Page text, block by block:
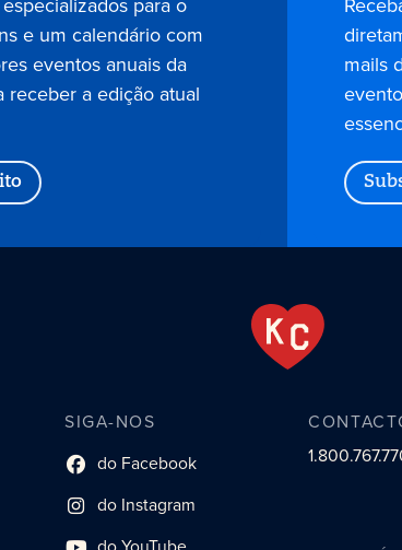
e um calendário com
eventos anuais da
receber a edição atual
mails
SIGA-NOS
Link do perfil social
do Facebook
Link do perfil social
do Instagram